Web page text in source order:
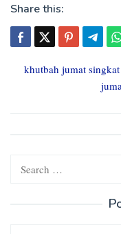
Share this:
khutbah jumat